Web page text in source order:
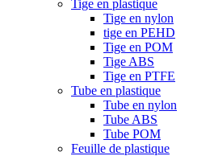
Tige en plastique
Tige en nylon
tige en PEHD
Tige en POM
Tige ABS
Tige en PTFE
Tube en plastique
Tube en nylon
Tube ABS
Tube POM
Feuille de plastique